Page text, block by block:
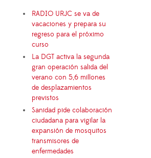
RADIO URJC se va de
vacaciones y prepara su
regreso para el próximo
curso
La DGT activa la segunda
gran operación salida del
verano con 5,6 millones
de desplazamientos
previstos
Sanidad pide colaboración
ciudadana para vigilar la
expansión de mosquitos
transmisores de
enfermedades